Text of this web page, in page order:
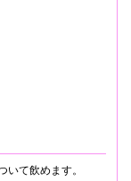
て飲めます。